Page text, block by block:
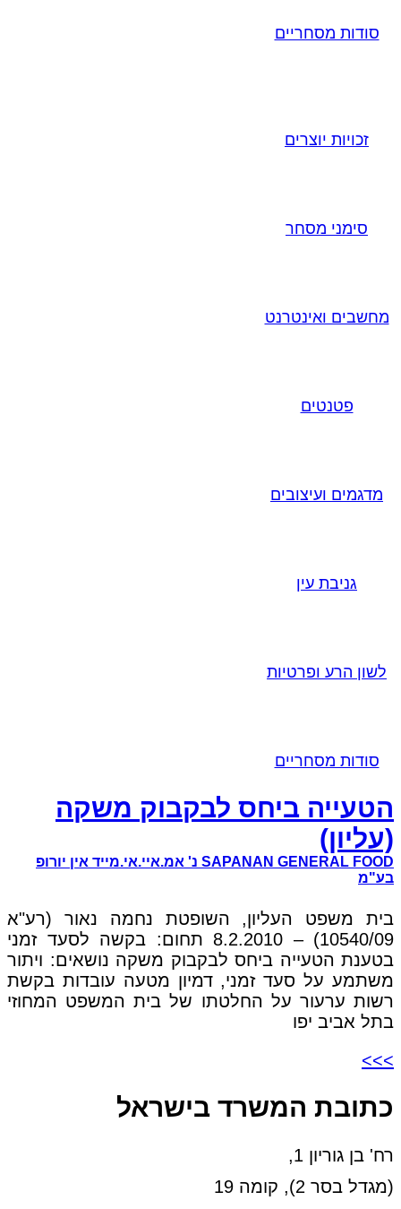
סודות מסחריים
זכויות יוצרים
סימני מסחר
מחשבים ואינטרנט
פטנטים
מדגמים ועיצובים
גניבת עין
לשון הרע ופרטיות
סודות מסחריים
הטעייה ביחס לבקבוק משקה
(עליון)
SAPANAN GENERAL FOOD נ' אמ.איי.אי.מייד אין יורופ
בע"מ
בית משפט העליון, השופטת נחמה נאור (רע"א
10540/09) – 8.2.2010 תחום: בקשה לסעד זמני
בטענת הטעייה ביחס לבקבוק משקה נושאים: ויתור
משתמע על סעד זמני, דמיון מטעה עובדות בקשת
רשות ערעור על החלטתו של בית המשפט המחוזי
בתל אביב יפו
>>>
כתובת המשרד בישראל
רח' בן גוריון 1,
(מגדל בסר 2), קומה 19